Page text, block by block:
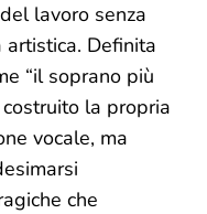
lavoro senza
Definita
“il soprano più
costruito la propria
vocale, ma
che